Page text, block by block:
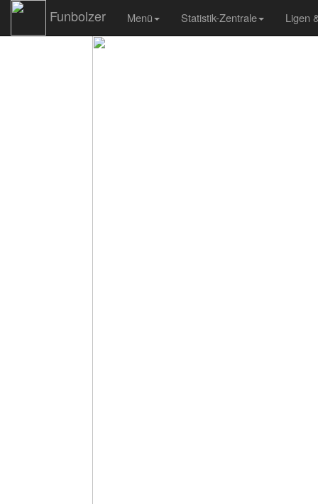
Funbolzer Menü Statistik-Zentrale Ligen